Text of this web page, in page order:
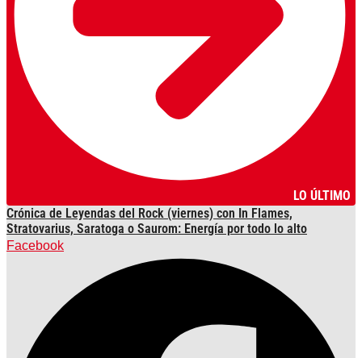
LO ÚLTIMO
Crónica de Leyendas del Rock (viernes) con In Flames,
Stratovarius, Saratoga o Saurom: Energía por todo lo alto
Facebook